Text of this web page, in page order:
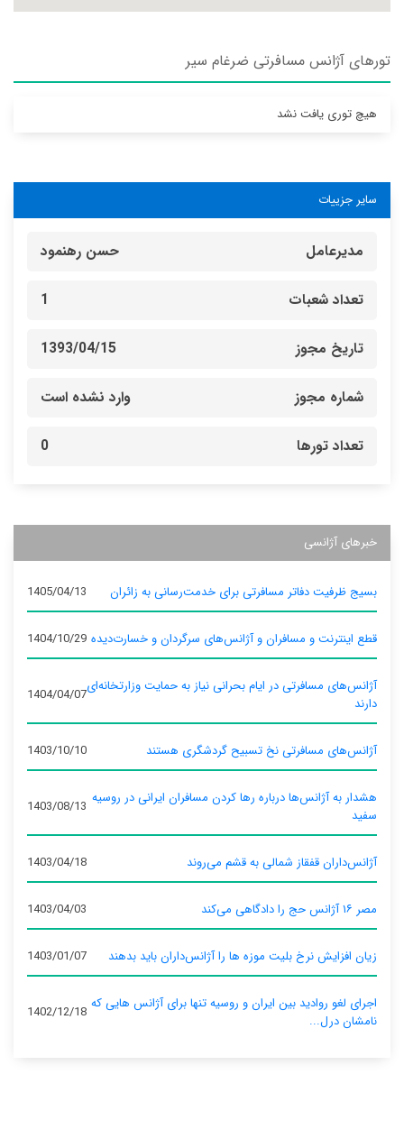
تورهای آژانس مسافرتی ضرغام سير
هیچ توری یافت نشد
سایر جزییات
مدیرعامل حسن رهنمود
تعداد شعبات 1
تاریخ مجوز 1393/04/15
شماره مجوز وارد نشده است
تعداد تورها 0
خبرهای آژانسی
بسیج ظرفیت دفاتر مسافرتی برای خدمت‌رسانی به زائران 1405/04/13
قطع اینترنت و مسافران و آژانس‌های سرگردان و خسارت‌دیده 1404/10/29
آژانس‌های مسافرتی در ایام بحرانی نیاز به حمایت وزارتخانه‌ای
دارند
1404/04/07
آژانس‌های مسافرتی نخ تسبیح گردشگری هستند 1403/10/10
هشدار به آژانس‌ها درباره رها کردن مسافران ایرانی در روسیه
سفید
1403/08/13
آژانس‌داران قفقاز شمالی به قشم می‌روند 1403/04/18
مصر ۱۶ آژانس حج را دادگاهی می‌کند 1403/04/03
زیان افزایش نرخ بلیت موزه ها را آژانس‌داران باید بدهند 1403/01/07
اجرای لغو روادید بین ایران و روسیه تنها برای آژانس‌ هایی که
نامشان درل...
1402/12/18